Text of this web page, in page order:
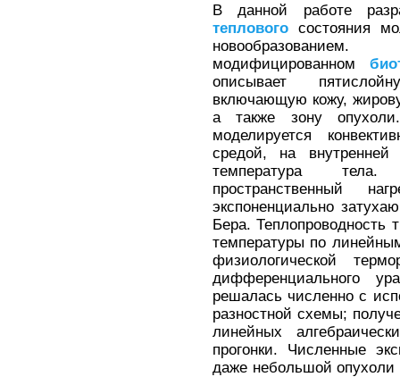
В данной работе
теплового состояния
модифицированном
описывает
включающую кожу,
а также зону
моделируется
средой, на внутренней
температура тела.
пространственный
экспоненциально
Бера. Теплопроводность
температуры по
физиологической
дифференциального
решалась численно с
разностной схемы;
линейных
прогонки. Численные
даже небольшой